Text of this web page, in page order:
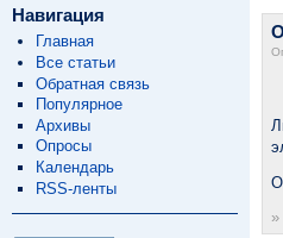
Навигация
Главная
Все статьи
Обратная связь
Популярное
Архивы
Опросы
Календарь
RSS-ленты
»